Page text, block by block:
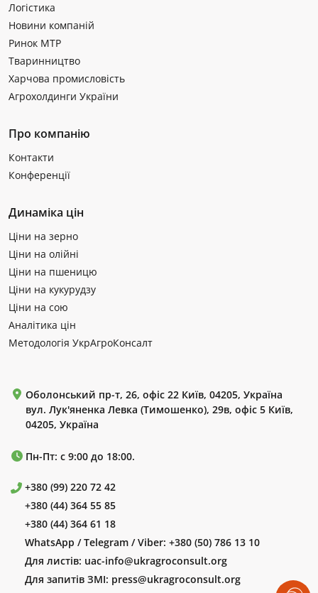
Логістика
Новини компаній
Ринок МТР
Тваринництво
Харчова промисловість
Агрохолдинги України
Про компанію
Контакти
Конференції
Динаміка цін
Ціни на зерно
Ціни на олійні
Ціни на пшеницю
Ціни на кукурудзу
Ціни на сою
Аналітика цін
Методологія УкрАгроКонсалт
Оболонський пр-т, 26, офіс 22 Київ, 04205, Україна
вул. Лук'яненка Левка (Тимошенко), 29в, офіс 5 Київ,
04205, Україна
Пн-Пт: с 9:00 до 18:00.
+380 (99) 220 72 42
+380 (44) 364 55 85
+380 (44) 364 61 18
WhatsApp / Telegram / Viber: +380 (50) 786 13 10
Для листів: uac-info@ukragroconsult.org
Для запитів ЗМІ: press@ukragroconsult.org